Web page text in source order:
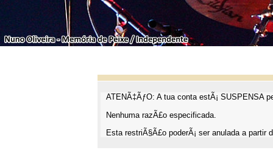
ATENÃ‡ÃƒO: A tua conta estÃ¡ SUSPENSA
Nenhuma razÃ£o especificada.
Esta restriÃ§Ã£o poderÃ¡ ser anulada a partir